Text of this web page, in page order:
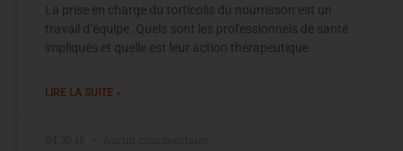
La prise en charge du torticolis du nourrisson est un
travail d’équipe. Quels sont les professionnels de santé
impliqués et quelle est leur action thérapeutique
LIRE LA SUITE »